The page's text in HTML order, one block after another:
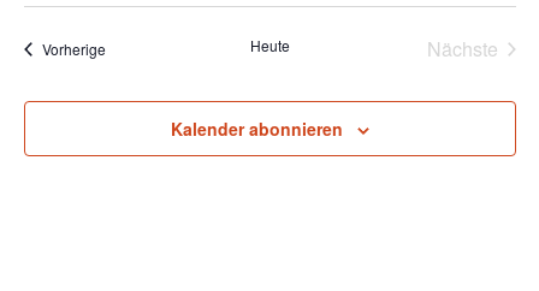
VorherigeVeranstaltungen Heute
Nächste
Kalender abonnieren